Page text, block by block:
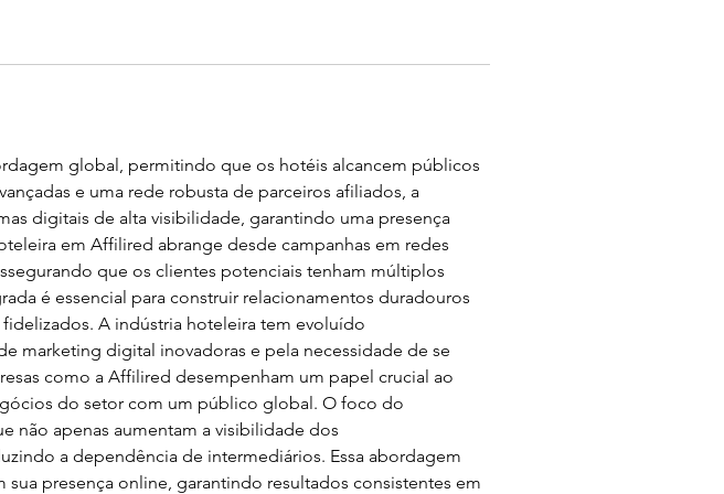
global, permitindo que os hotéis alcancem públicos
e uma rede robusta de parceiros afiliados, a
digitais de alta visibilidade, garantindo uma presença
em Affilired abrange desde campanhas em redes
que os clientes potenciais tenham múltiplos
é essencial para construir relacionamentos duradouros
A indústria hoteleira tem evoluído
marketing digital inovadoras e pela necessidade de se
como a Affilired desempenham um papel crucial ao
do setor com um público global. O foco do
não apenas aumentam a visibilidade dos
a dependência de intermediários. Essa abordagem
presença online, garantindo resultados consistentes em